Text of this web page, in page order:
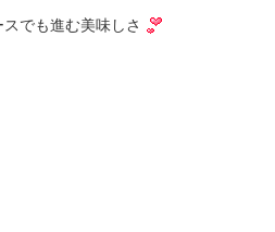
でも進む美味しさ